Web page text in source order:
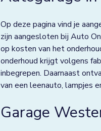
Colmschate
Culemborg
De Lier
Deventer
Op deze pagina vind je
zijn aangesloten bij Auto
op kosten van het
onderhoud krijgt volgens
inbegrepen. Daarnaast
van een leenauto, lampjes
Garage